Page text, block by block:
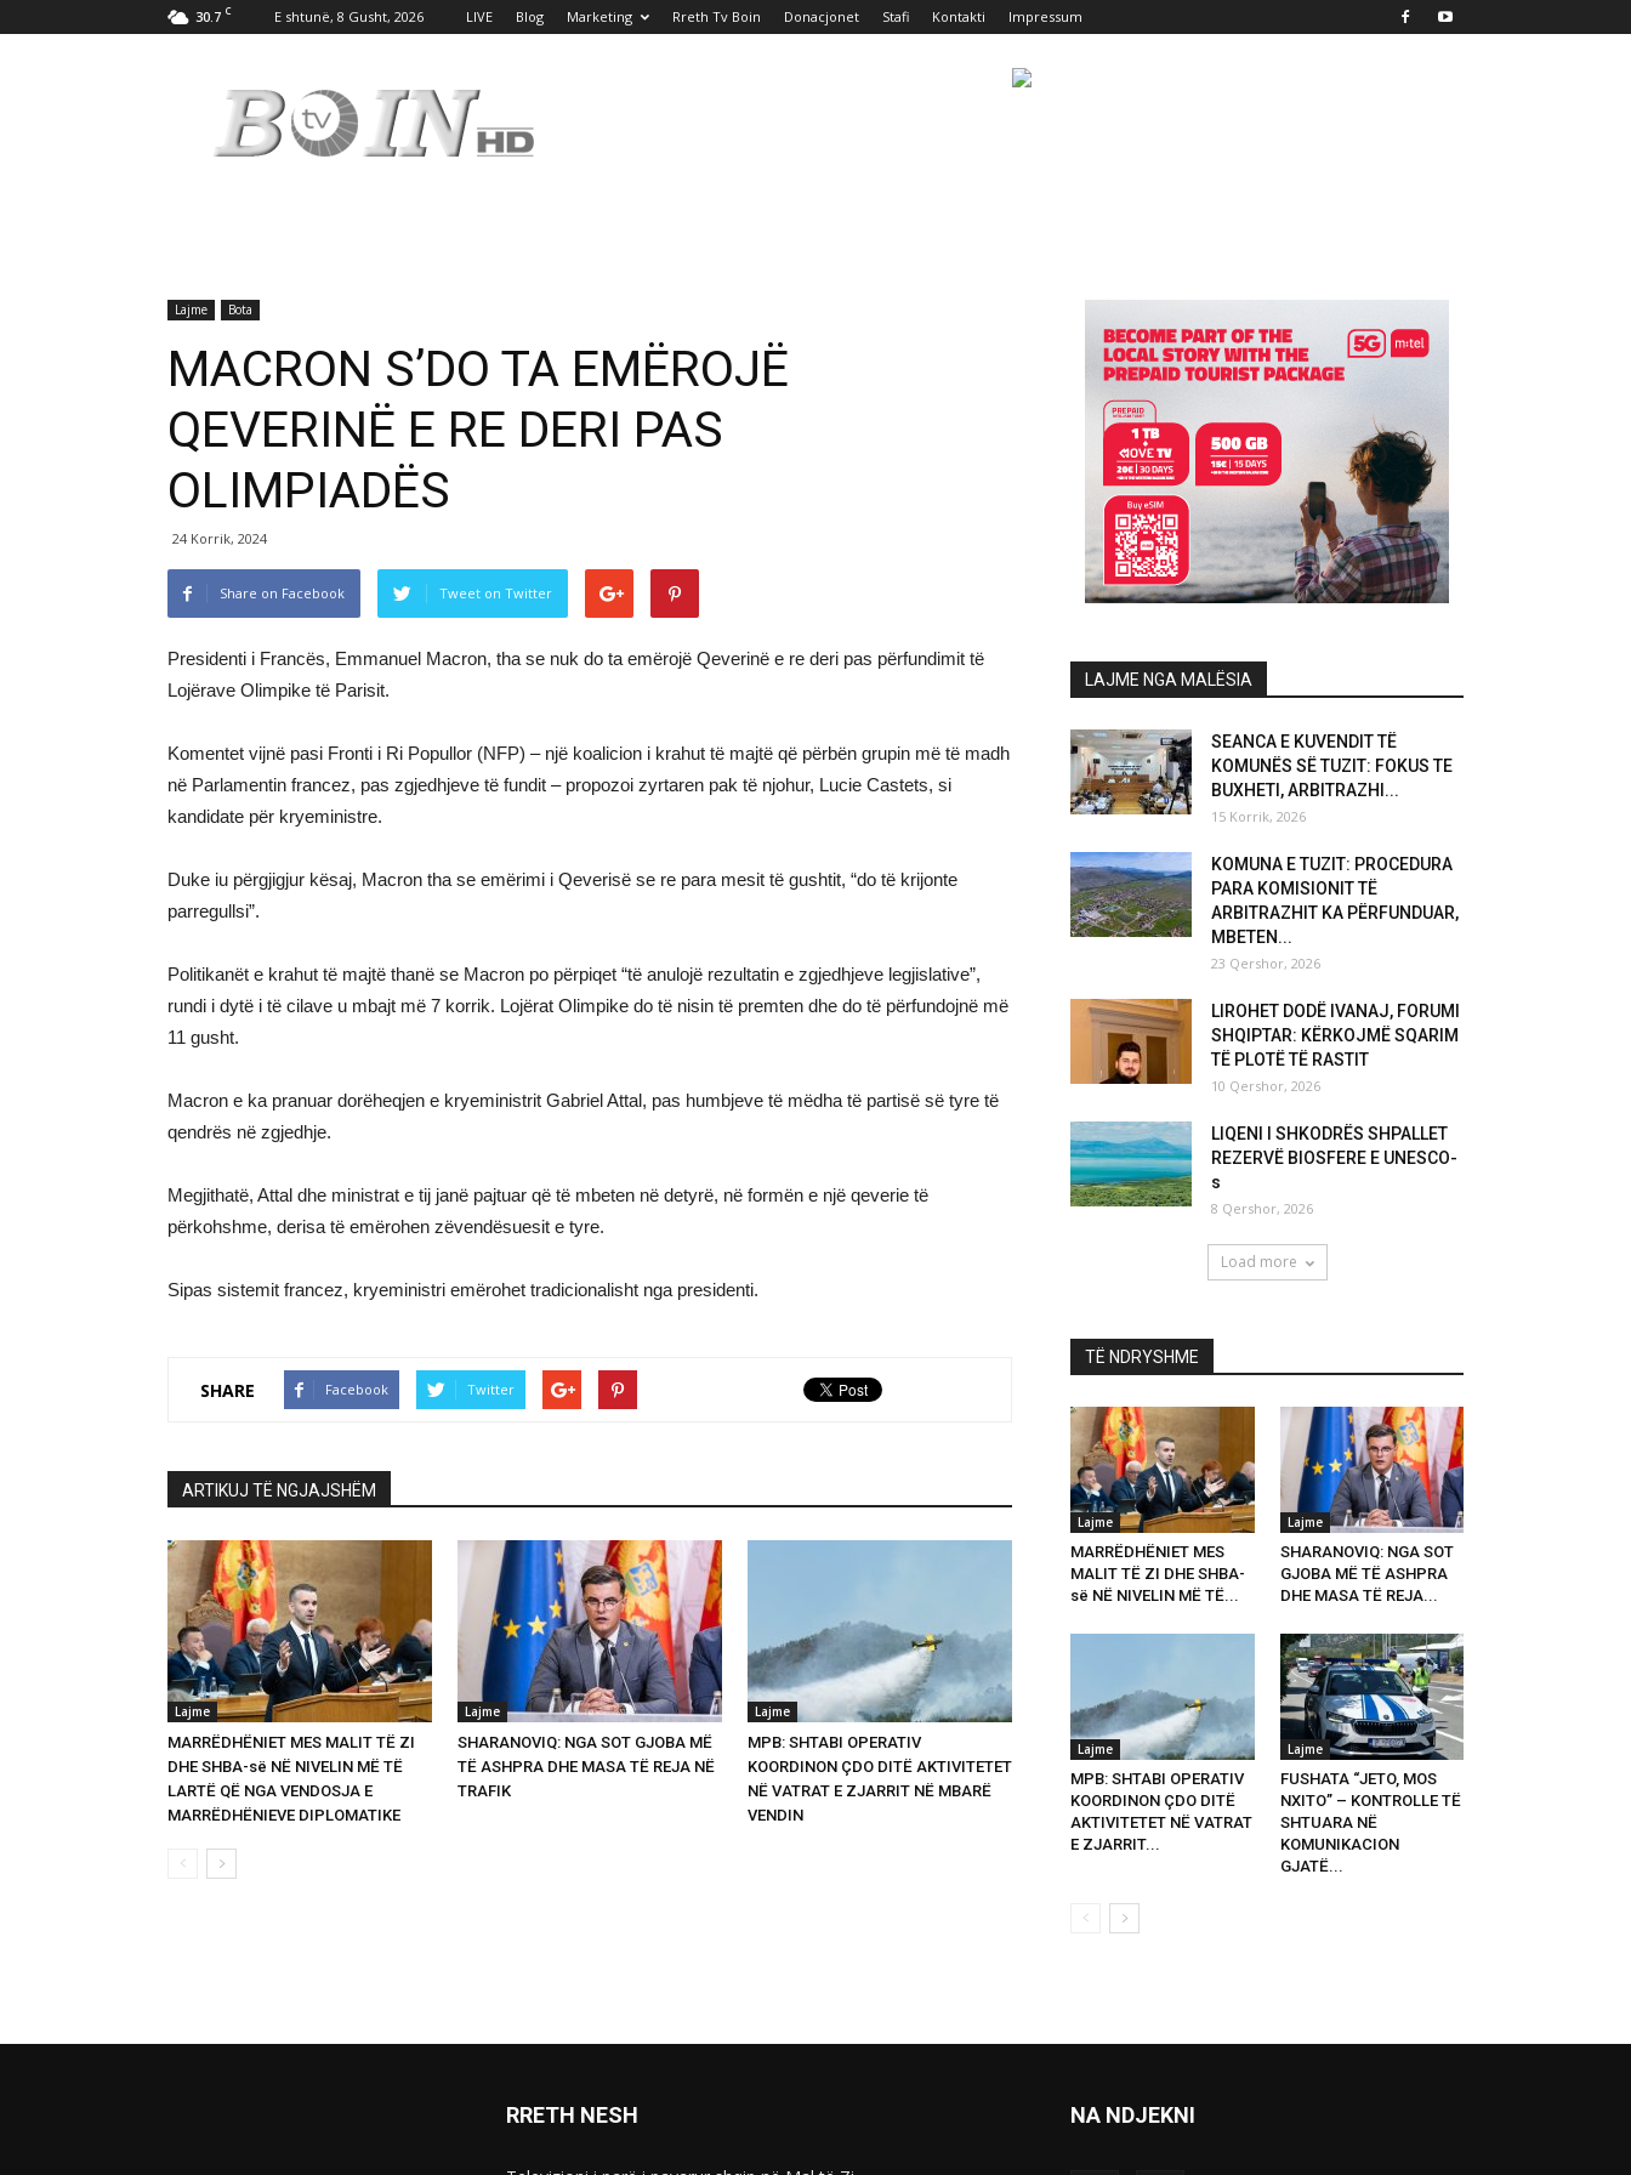
30.7 C E shtunë, 8 Gusht, 2026 LIVE Blog Marketing Rreth Tv Boin Donacjonet Stafi Kontakti Impressum
Boin
Lajme Bota
MACRON S’DO TA EMËROJË
QEVERINË E RE DERI PAS
OLIMPIADËS
24 Korrik, 2024
Share on Facebook Tweet on Twitter
Presidenti i Francës, Emmanuel Macron, tha se nuk do ta emërojë Qeverinë e re deri pas përfundimit të
Lojërave Olimpike të Parisit.
Komentet vijnë pasi Fronti i Ri Popullor (NFP) – një koalicion i krahut të majtë që përbën grupin më të madh
në Parlamentin francez, pas zgjedhjeve të fundit – propozoi zyrtaren pak të njohur, Lucie Castets, si
kandidate për kryeministre.
Duke iu përgjigjur kësaj, Macron tha se emërimi i Qeverisë se re para mesit të gushtit, “do të krijonte
parregullsi”.
Politikanët e krahut të majtë thanë se Macron po përpiqet “të anulojë rezultatin e zgjedhjeve legjislative”,
rundi i dytë i të cilave u mbajt më 7 korrik. Lojërat Olimpike do të nisin të premten dhe do të përfundojnë më
11 gusht.
Macron e ka pranuar dorëheqjen e kryeministrit Gabriel Attal, pas humbjeve të mëdha të partisë së tyre të
qendrës në zgjedhje.
Megjithatë, Attal dhe ministrat e tij janë pajtuar që të mbeten në detyrë, në formën e një qeverie të
përkohshme, derisa të emërohen zëvendësuesit e tyre.
Sipas sistemit francez, kryeministri emërohet tradicionalisht nga presidenti.
SHARE Facebook Twitter
ARTIKUJ TË NGJAJSHËM
Lajme
MARRËDHËNIET MES MALIT TË ZI
DHE SHBA-së NË NIVELIN MË TË
LARTË QË NGA VENDOSJA E
MARRËDHËNIEVE DIPLOMATIKE
Lajme
SHARANOVIQ: NGA SOT GJOBA MË
TË ASHPRA DHE MASA TË REJA NË
TRAFIK
Lajme
MPB: SHTABI OPERATIV
KOORDINON ÇDO DITË AKTIVITETET
NË VATRAT E ZJARRIT NË MBARË
VENDIN
LAJME NGA MALËSIA
SEANCA E KUVENDIT TË
KOMUNËS SË TUZIT: FOKUS TE
BUXHETI, ARBITRAZHI...
15 Korrik, 2026
KOMUNA E TUZIT: PROCEDURA
PARA KOMISIONIT TË
ARBITRAZHIT KA PËRFUNDUAR,
MBETEN...
23 Qershor, 2026
LIROHET DODË IVANAJ, FORUMI
SHQIPTAR: KËRKOJMË SQARIM
TË PLOTË TË RASTIT
10 Qershor, 2026
LIQENI I SHKODRËS SHPALLET
REZERVË BIOSFERE E UNESCO-
s
8 Qershor, 2026
Load more
TË NDRYSHME
Lajme
MARRËDHËNIET MES
MALIT TË ZI DHE SHBA-
së NË NIVELIN MË TË...
Lajme
SHARANOVIQ: NGA SOT
GJOBA MË TË ASHPRA
DHE MASA TË REJA...
Lajme
MPB: SHTABI OPERATIV
KOORDINON ÇDO DITË
AKTIVITETET NË VATRAT
E ZJARRIT...
Lajme
FUSHATA “JETO, MOS
NXITO” – KONTROLLE TË
SHTUARA NË
KOMUNIKACION
GJATË...
RRETH NESH NA NDJEKNI